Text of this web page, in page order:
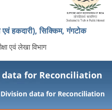
हकदारी), सिक्किम, गंगटोक
एवं लेखा विभाग
data for Reconciliation
data for Reconciliation